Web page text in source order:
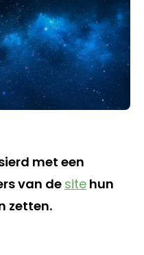
met een
van de site hun
zetten.